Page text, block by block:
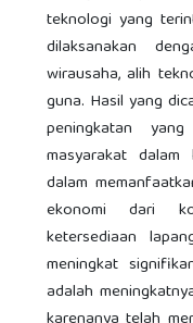
teknologi yang
dilaksanakan
wirausaha, alih
guna. Hasil yang
peningkatan
masyarakat
dalam
ekonomi dari
ketersediaan
meningkat
adalah